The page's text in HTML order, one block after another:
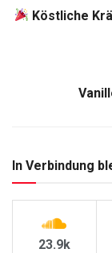
Köstliche
In Verbindung
23.9k